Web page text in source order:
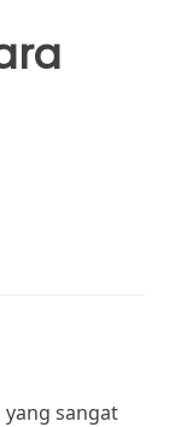
sangat